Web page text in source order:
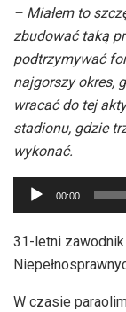
– Miałem to
zbudować taką
podtrzymywać
najgorszy okres,
wracać do tej
stadionu, gdzie
wykonać.
Odtwarzacz
plików
dźwiękowych
00:00
31-letni
W czasie